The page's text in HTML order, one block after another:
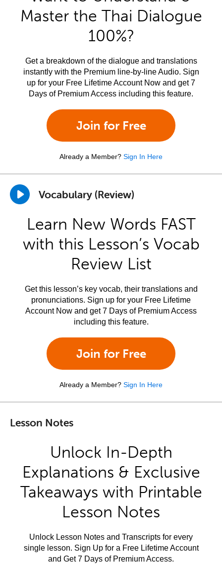
Master the Thai Dialogue
100%?
Get a breakdown of the dialogue and translations
instantly with the Premium line-by-line Audio. Sign
up for your Free Lifetime Account Now and get 7
Days of Premium Access including this feature.
Join for Free
Already a Member? Sign In Here
Vocabulary (Review)
Learn New Words FAST
with this Lesson’s Vocab
Review List
Get this lesson’s key vocab, their translations and
pronunciations. Sign up for your Free Lifetime
Account Now and get 7 Days of Premium Access
including this feature.
Join for Free
Already a Member? Sign In Here
Lesson Notes
Unlock In-Depth
Explanations & Exclusive
Takeaways with Printable
Lesson Notes
Unlock Lesson Notes and Transcripts for every
single lesson. Sign Up for a Free Lifetime Account
and Get 7 Days of Premium Access.